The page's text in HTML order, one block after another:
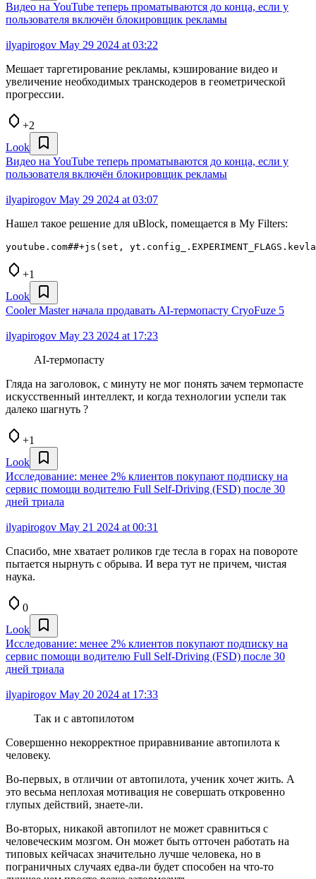
Видео на YouTube теперь проматываются до конца, если у
пользователя включён блокировщик рекламы
ilyapirogov May 29 2024 at 03:22
Мешает таргетирование рекламы, кэширование видео и
увеличение необходимых транскодеров в геометрической
прогрессии.
+2
Look
Видео на YouTube теперь проматываются до конца, если у
пользователя включён блокировщик рекламы
ilyapirogov May 29 2024 at 03:07
Нашел такое решение для uBlock, помещается в My Filters:
+1
Look
Cooler Master начала продавать AI-термопасту CryoFuze 5
ilyapirogov May 23 2024 at 17:23
AI-термопасту
Гляда на заголовок, с минуту не мог понять зачем термопасте
искусственный интеллект, и когда технологии успели так
далеко шагнуть ?
+1
Look
Исследование: менее 2% клиентов покупают подписку на
сервис помощи водителю Full Self-Driving (FSD) после 30
дней триала
ilyapirogov May 21 2024 at 00:31
Спасибо, мне хватает роликов где тесла в горах на повороте
пытается нырнуть с обрыва. И вера тут не причем, чистая
наука.
0
Look
Исследование: менее 2% клиентов покупают подписку на
сервис помощи водителю Full Self-Driving (FSD) после 30
дней триала
ilyapirogov May 20 2024 at 17:33
Так и с автопилотом
Совершенно некорректное приравнивание автопилота к
человеку.
Во-первых, в отличии от автопилота, ученик хочет жить. А
это весьма неплохая мотивация не совершать откровенно
глупых действий, знаете-ли.
Во-вторых, никакой автопилот не может сравниться с
человеческим мозгом. Он может быть отточен работать на
типовых кейчасах значительно лучше человека, но в
пограничных случаях едва-ли будет способен на что-то